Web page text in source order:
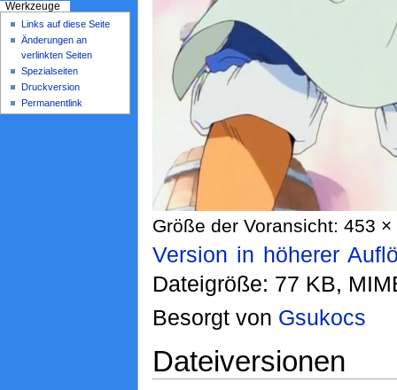
Größe der Voransicht: 453
Version in höherer
Dateigröße: 77 KB,
Besorgt von Gsukocs
Dateiversionen
Werkzeuge
Links auf diese Seite
Änderungen an
verlinkten Seiten
Spezialseiten
Druckversion
Permanentlink